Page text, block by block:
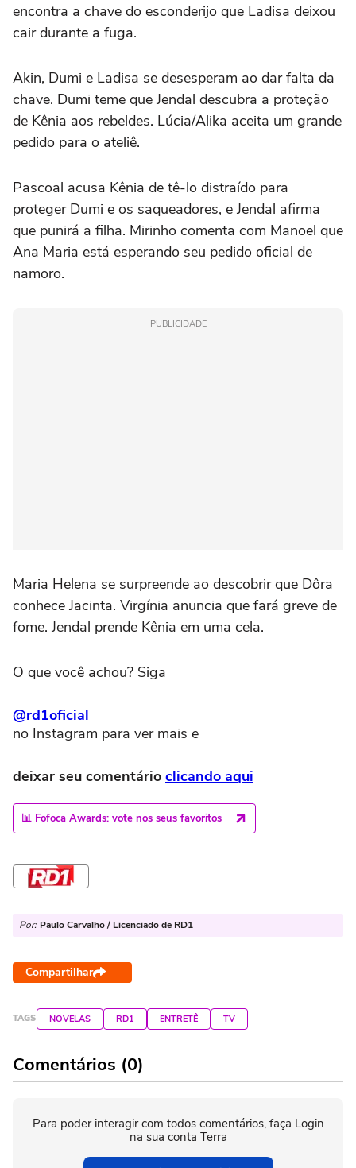
encontra a chave do esconderijo que Ladisa deixou
cair durante a fuga.
Akin, Dumi e Ladisa se desesperam ao dar falta da
chave. Dumi teme que Jendal descubra a proteção
de Kênia aos rebeldes. Lúcia/Alika aceita um grande
pedido para o ateliê.
Pascoal acusa Kênia de tê-lo distraído para
proteger Dumi e os saqueadores, e Jendal afirma
que punirá a filha. Mirinho comenta com Manoel que
Ana Maria está esperando seu pedido oficial de
namoro.
PUBLICIDADE
Maria Helena se surpreende ao descobrir que Dôra
conhece Jacinta. Virgínia anuncia que fará greve de
fome. Jendal prende Kênia em uma cela.
O que você achou? Siga
@rd1oficial
no Instagram para ver mais e
deixar seu comentário clicando aqui
📊 Fofoca Awards: vote nos seus favoritos
Por: Paulo Carvalho / Licenciado de RD1
Compartilhar
TAGS NOVELAS RD1 ENTRETÊ TV
Comentários (0)
Para poder interagir com todos comentários, faça Login
na sua conta Terra